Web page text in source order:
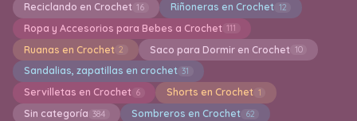
Reciclando en Crochet 16 Riñoneras en Crochet 12
Ropa y Accesorios para Bebes a Crochet 111
Ruanas en Crochet 2 Saco para Dormir en Crochet 10
Sandalias, zapatillas en crochet 31
Servilletas en Crochet 6 Shorts en Crochet 1
Sin categoría 384 Sombreros en Crochet 62